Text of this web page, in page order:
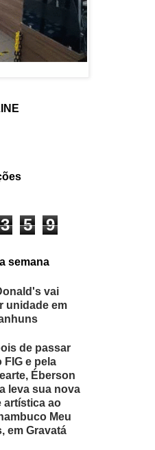
3 5
9
semana
vai
unidade em
de passar
FIG e pela
Éberson
leva sua nova
artística ao
Meu
em Gravatá